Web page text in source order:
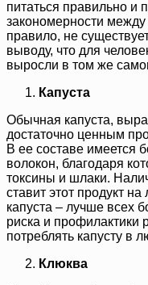
питаться правильно и
закономерности между
правило, не
выводу, что для
выросли в том же
Капуста
Обычная капуста,
достаточно ценным
В ее составе имеется
волокон, благодаря
токсины и шлаки.
ставит этот продукт
капуста – лучше всех
риска и профилактики
потреблять капусту в
Клюква